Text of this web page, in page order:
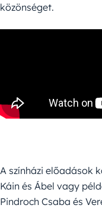
közönséget.
A színházi előadások
Káin és Ábel vagy
Pindroch Csaba és